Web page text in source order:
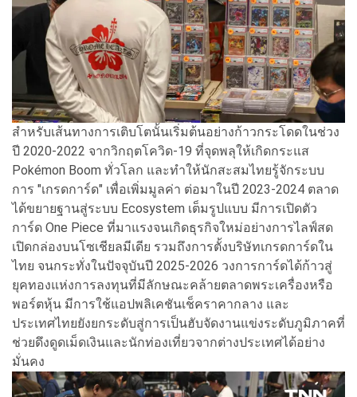
สำหรับเส้นทางการเติบโตนั้นเริ่มต้นอย่างก้าวกระโดดในช่วง
ปี 2020-2022 จากวิกฤตโควิด-19 ที่จุดพลุให้เกิดกระแส
Pokémon Boom ทั่วโลก และทำให้นักสะสมไทยรู้จักระบบ
การ "เกรดการ์ด" เพื่อเพิ่มมูลค่า ต่อมาในปี 2023-2024 ตลาด
ได้ขยายฐานสู่ระบบ Ecosystem เต็มรูปแบบ มีการเปิดตัว
การ์ด One Piece ที่มาแรงจนเกิดธุรกิจใหม่อย่างการไลฟ์สด
เปิดกล่องบนโซเชียลมีเดีย รวมถึงการตั้งบริษัทเกรดการ์ดใน
ไทย จนกระทั่งในปัจจุบันปี 2025-2026 วงการการ์ดได้ก้าวสู่
ยุคทองแห่งการลงทุนที่มีลักษณะคล้ายตลาดพระเครื่องหรือ
พอร์ตหุ้น มีการใช้แอปพลิเคชันเช็คราคากลาง และ
ประเทศไทยยังยกระดับสู่การเป็นฮับจัดงานแข่งระดับภูมิภาคที่
ช่วยดึงดูดเม็ดเงินและนักท่องเที่ยวจากต่างประเทศได้อย่าง
มั่นคง